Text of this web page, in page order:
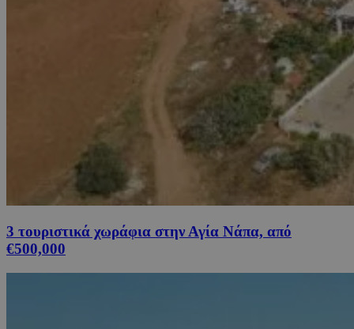
3 τουριστικά χωράφια στην Αγία Νάπα, από
€500,000